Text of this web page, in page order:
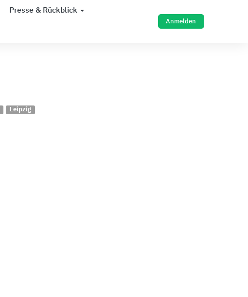
Presse & Rückblick
Anmelden
Leipzig